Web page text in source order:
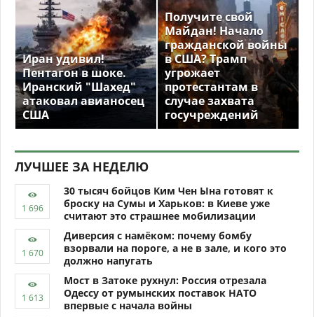
Иран удивил!
Пентагон в шоке.
Иранский "Шахед"
атаковал авианосец
США
Получите свой
Майдан! Начало
гражданской войны
в США? Трамп
угрожает
протестантам в
случае захвата
госучреждений
ЛУЧШЕЕ ЗА НЕДЕЛЮ
30 тысяч бойцов Ким Чен Ына готовят к
броску на Сумы и Харьков: в Киеве уже
считают это страшнее мобилизации
Диверсия с намёком: почему бомбу
взорвали на пороге, а не в зале, и кого это
должно напугать
Мост в Затоке рухнул: Россия отрезала
Одессу от румынских поставок НАТО
впервые с начала войны